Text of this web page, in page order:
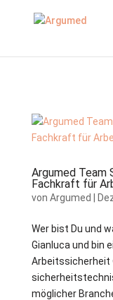
Argumed Team
Fachkraft für
von Argumed
Wer bist Du und
Gianluca und bin
Arbeitssicherheit
möglicher